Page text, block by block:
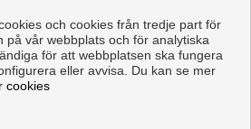
hus till salu i Torre del Mar
och cookies från tredje part för
på vår webbplats och för analytiska
för att webbplatsen ska fungera
eller avvisa. Du kan se mer
cookies